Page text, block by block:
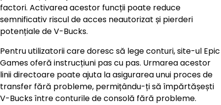
factori. Activarea acestor funcții poate reduce
semnificativ riscul de acces neautorizat și pierderi
potențiale de V-Bucks.
Pentru utilizatorii care doresc să lege conturi, site-ul Epic
Games oferă instrucțiuni pas cu pas. Urmarea acestor
linii directoare poate ajuta la asigurarea unui proces de
transfer fără probleme, permițându-ți să împărtășești
V-Bucks între conturile de consolă fără probleme.